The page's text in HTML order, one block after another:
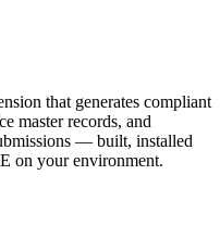
that generates compliant
master records, and
— built, installed
on your environment.